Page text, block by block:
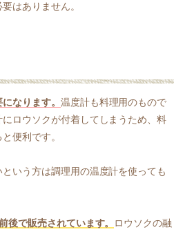
はありません。
なります。 温度計も料理用のもので
ロウソクが付着してしまうため、料
便利です。
いう方は調理用の温度計を使っても
で販売されています。 ロウソクの融